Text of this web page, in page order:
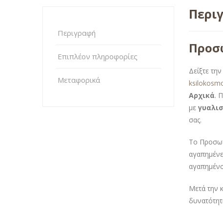
Περιγραφή
Επιπλέον πληροφορίες
Μεταφορικά
Δείξτε
Αρχικά.
με
σας.
Το
Μετά την